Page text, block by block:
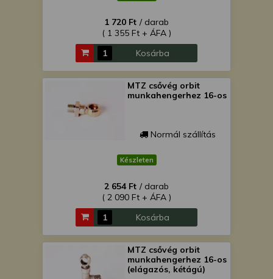
1 720 Ft / darab
( 1 355 Ft + ÁFA )
Kosárba
MTZ csővég orbit
munkahengerhez 16-os
Normál szállítás
Készleten
2 654 Ft / darab
( 2 090 Ft + ÁFA )
Kosárba
MTZ csővég orbit
munkahengerhez 16-os
(elágazós, kétágú)